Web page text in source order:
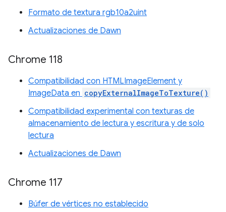
Formato de textura rgb10a2uint
Actualizaciones de Dawn
Chrome 118
Compatibilidad con HTMLImageElement y
ImageData en copyExternalImageToTexture()
Compatibilidad experimental con texturas de
almacenamiento de lectura y escritura y de solo
lectura
Actualizaciones de Dawn
Chrome 117
Búfer de vértices no establecido